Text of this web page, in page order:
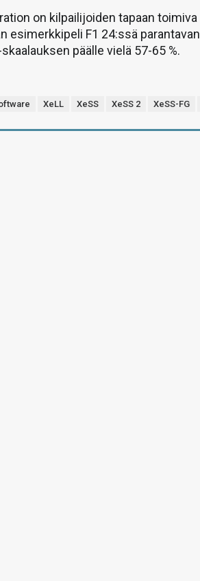
on kilpailijoiden tapaan toimiva
esimerkkipeli F1 24:ssä parantavan
päälle vielä 57-65 %.
XeLL XeSS XeSS 2 XeSS-FG